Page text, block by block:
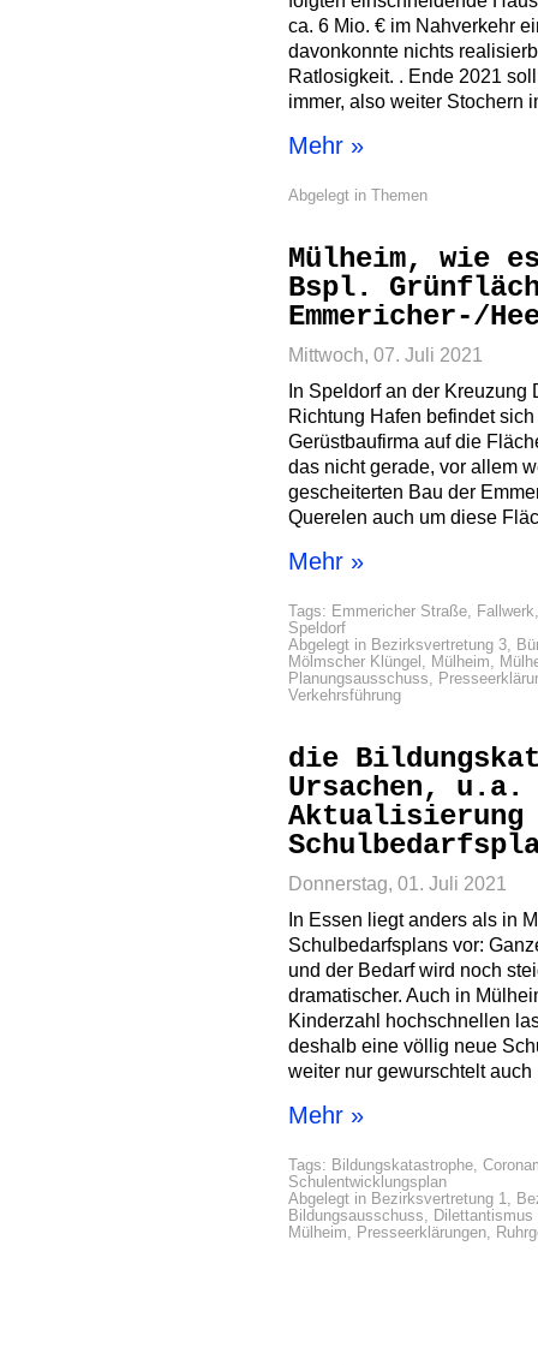
ca. 6 Mio. € im Nahverkehr
davonkonnte nichts
Ratlosigkeit. . Ende 2021
immer, also weiter Stochern
Mehr »
Abgelegt in Themen
Mülheim, wie
Bspl.
Emmericher-/
Mittwoch, 07. Juli 2021
In Speldorf an der
Richtung Hafen befindet
Gerüstbaufirma auf die
das nicht gerade, vor allem
gescheiterten Bau der
Querelen auch um diese
Mehr »
Tags: Emmericher Straße, Fallwerk
Speldorf
Abgelegt in Bezirksvertretung 3,
Mölmscher Klüngel , Mülheim,
Planungsausschuss,
Verkehrsführung
die
Ursachen,
Aktualisierung
Donnerstag, 01. Juli 2021
In Essen liegt anders als in
Schulbedarfsplans vor:
und der Bedarf wird noch
dramatischer. Auch in
Kinderzahl hochschnellen
deshalb eine völlig neue
weiter nur gewurschtelt
Mehr »
Tags: Bildungskatastrophe,
Schulentwicklungsplan
Abgelegt in Bezirksvertretung 1,
Bildungsausschuss, Dilettantismus
Mülheim, Presseerklärungen,